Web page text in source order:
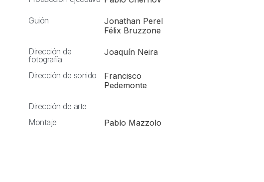
Guión
Jonathan Perel
Félix Bruzzone
Dirección de
fotografía
Joaquín Neira
Dirección de sonido
Francisco
Pedemonte
Dirección de arte
Montaje
Pablo Mazzolo